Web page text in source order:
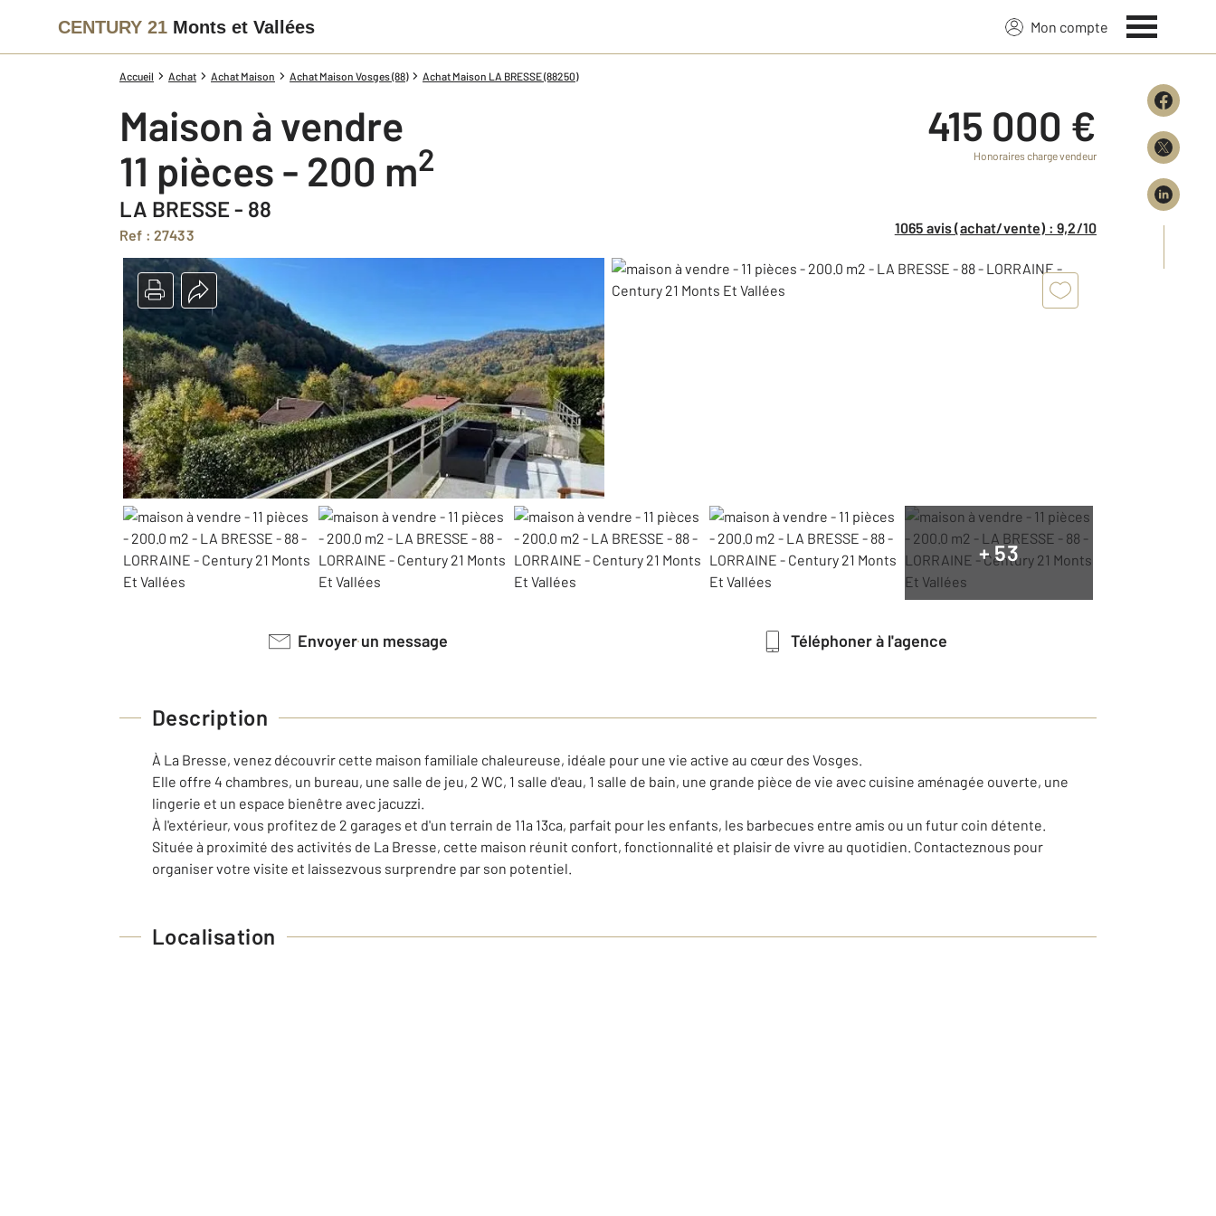
CENTURY 21 Monts et Vallées Mon compte
Accueil Achat Achat Maison Achat Maison Vosges (88) Achat Maison LA BRESSE (88250)
Maison à vendre
11 pièces - 200 m2
LA BRESSE - 88
Ref : 27433
415 000 €
Honoraires charge vendeur
1065 avis (achat/vente) : 9,2/10
+ 53
Envoyer un message Téléphoner à l'agence
Description
À La Bresse, venez découvrir cette maison familiale chaleureuse, idéale pour une vie active au cœur des Vosges.
Elle offre 4 chambres, un bureau, une salle de jeu, 2 WC, 1 salle d'eau, 1 salle de bain, une grande pièce de vie avec cuisine aménagée ouverte, une
lingerie et un espace bienêtre avec jacuzzi.
À l'extérieur, vous profitez de 2 garages et d'un terrain de 11a 13ca, parfait pour les enfants, les barbecues entre amis ou un futur coin détente.
Située à proximité des activités de La Bresse, cette maison réunit confort, fonctionnalité et plaisir de vivre au quotidien. Contacteznous pour
organiser votre visite et laissezvous surprendre par son potentiel.
Localisation